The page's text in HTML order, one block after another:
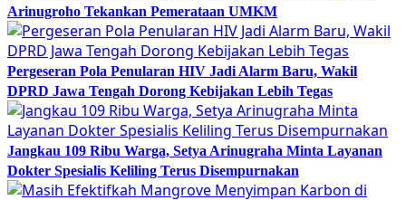
Arinugroho Tekankan Pemerataan UMKM
Pergeseran Pola Penularan HIV Jadi Alarm Baru, Wakil
DPRD Jawa Tengah Dorong Kebijakan Lebih Tegas
Jangkau 109 Ribu Warga, Setya Arinugraha Minta Layanan
Dokter Spesialis Keliling Terus Disempurnakan